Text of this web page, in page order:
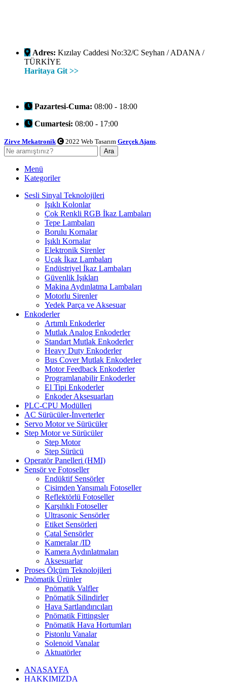
Adres: Kızılay Caddesi No:32/C Seyhan / ADANA /
TÜRKİYE
Haritaya Git >>
Pazartesi-Cuma: 08:00 - 18:00
Cumartesi: 08:00 - 17:00
Zirve Mekatronik 2022 Web Tasarım Gerçek Ajans.
Ara
Menü
Kategoriler
Sesli Sinyal Teknolojileri
Işıklı Kolonlar
Çok Renkli RGB İkaz Lambaları
Tepe Lambaları
Borulu Kornalar
Işıklı Kornalar
Elektronik Sirenler
Uçak İkaz Lambaları
Endüstriyel İkaz Lambaları
Güvenlik Işıkları
Makina Aydınlatma Lambaları
Motorlu Sirenler
Yedek Parça ve Aksesuar
Enkoderler
Artımlı Enkoderler
Mutlak Analog Enkoderler
Standart Mutlak Enkoderler
Heavy Duty Enkoderler
Bus Cover Mutlak Enkoderler
Motor Feedback Enkoderler
Programlanabilir Enkoderler
El Tipi Enkoderler
Enkoder Aksesuarları
PLC-CPU Modülleri
AC Sürücüler-İnverterler
Servo Motor ve Sürücüler
Step Motor ve Sürücüler
Step Motor
Step Sürücü
Operatör Panelleri (HMI)
Sensör ve Fotoseller
Endüktif Sensörler
Cisimden Yansımalı Fotoseller
Reflektörlü Fotoseller
Karşılıklı Fotoseller
Ultrasonic Sensörler
Etiket Sensörleri
Çatal Sensörler
Kameralar /ID
Kamera Aydınlatmaları
Aksesuarlar
Proses Ölçüm Teknolojileri
Pnömatik Ürünler
Pnömatik Valfler
Pnömatik Silindirler
Hava Şartlandırıcıları
Pnömatik Fittingsler
Pnömatik Hava Hortumları
Pistonlu Vanalar
Solenoid Vanalar
Aktuatörler
ANASAYFA
HAKKIMIZDA